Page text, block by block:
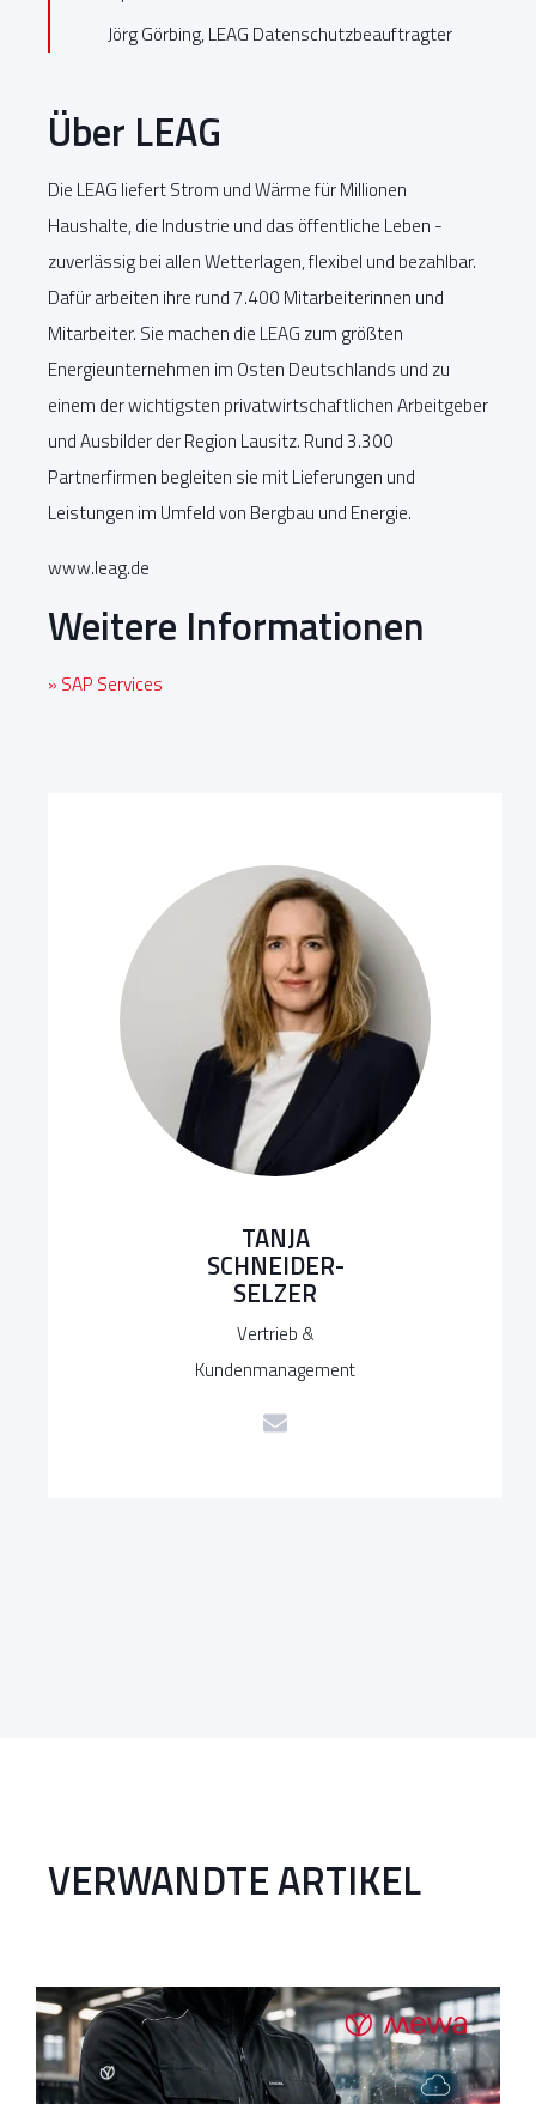
Jörg Görbing, LEAG Datenschutzbeauftragter
Über LEAG
Die LEAG liefert Strom und Wärme für Millionen
Haushalte, die Industrie und das öffentliche Leben -
zuverlässig bei allen Wetterlagen, flexibel und bezahlbar.
Dafür arbeiten ihre rund 7.400 Mitarbeiterinnen und
Mitarbeiter. Sie machen die LEAG zum größten
Energieunternehmen im Osten Deutschlands und zu
einem der wichtigsten privatwirtschaftlichen Arbeitgeber
und Ausbilder der Region Lausitz. Rund 3.300
Partnerfirmen begleiten sie mit Lieferungen und
Leistungen im Umfeld von Bergbau und Energie.
www.leag.de
Weitere Informationen
» SAP Services
TANJA
SCHNEIDER-
SELZER
Vertrieb &
Kundenmanagement
VERWANDTE ARTIKEL